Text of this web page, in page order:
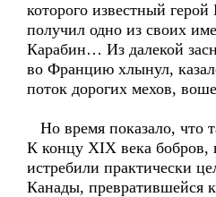
которого известный
получил одно из своих
Карабин… Из далекой
во Францию хлынул,
поток дорогих мехов,
Но время показало, что
К концу XIX века бобров,
истребили практически
Канады, превратившейся